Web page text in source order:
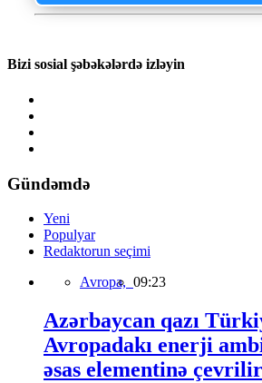
Bizi sosial şəbəkələrdə izləyin
Gündəmdə
Yeni
Populyar
Redaktorun seçimi
Avropa, 09:23
Azərbaycan qazı
Avropadakı enerji
əsas elementinə çevrilir